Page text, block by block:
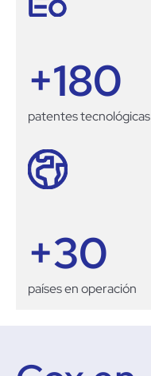
patentes tecnológicas
+180
países en operación
+30